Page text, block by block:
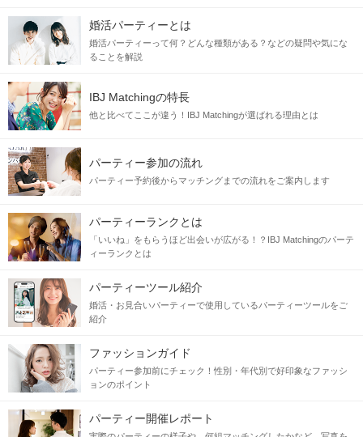
1 2 3 4 5
【夜の京都水族館♡最大8対8】
夜限定の幻想的な空間でロマンチックな出会い
8対8 【人気】スポットへ♪
＼ 年収500万円以上の男性限定！
夜
観賞する水族館から、体験する水族館で出会う♡
360度パノラマ大水槽のクラゲワンダー
天然記念物・オオサンショウウオ/
夜限定の幻想的な照明の中で楽しめる♪
婚活パーティーとは
婚活パーティーって何？どんな種類がある？などの疑問や気にな
ることを解説
IBJ Matchingの特長
他と比べてここが違う！IBJ Matchingが選ばれる理由とは
パーティー参加の流れ
パーティー予約後からマッチングまでの流れをご案内します
パーティーランクとは
「いいね」をもらうほど出会いが広がる！？IBJ Matchingのパーテ
ィーランクとは
パーティーツール紹介
婚活・お見合いパーティーで使用しているパーティーツールをご
紹介
ファッションガイド
パーティー参加前にチェック！性別・年代別で好印象なファッシ
ョンのポイント
パーティー開催レポート